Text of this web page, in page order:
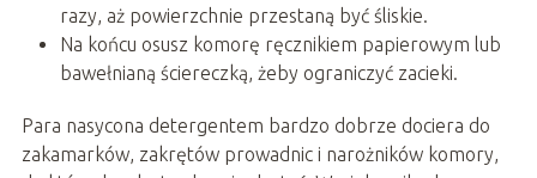
razy, aż powierzchnie przestaną być śliskie.
Na końcu osusz komorę ręcznikiem papierowym lub
bawełnianą ściereczką, żeby ograniczyć zacieki.
Para nasycona detergentem bardzo dobrze dociera do
zakamarków, zakrętów prowadnic i narożników komory,